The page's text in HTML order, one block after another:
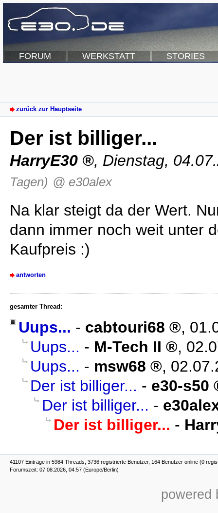
FORUM WERKSTATT STORIES
zurück zur Hauptseite
Der ist billiger...
HarryE30 , Dienstag,
Tagen) @ e30alex
Na klar steigt da der Wert.
dann immer noch weit unter
Kaufpreis :)
antworten
gesamter Thread:
Uups... - cabtouri68 ,
Uups... - M-Tech II ,
Uups... - msw68 ,
Der ist billiger... - e30-s50
Der ist billiger... -
Der ist billiger... -
41107 Einträge in 5984 Threads, 3736 registrierte Benutzer, 164 Benutzer online (0
Forumszeit: 07.08.2026, 04:57 (Europe/Berlin)
powered